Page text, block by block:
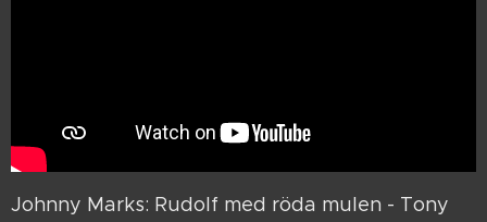
Johnny Marks: Rudolf med röda mulen - Tony